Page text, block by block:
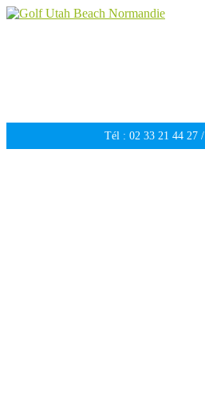
Tél : 02 33 21 44 27 /